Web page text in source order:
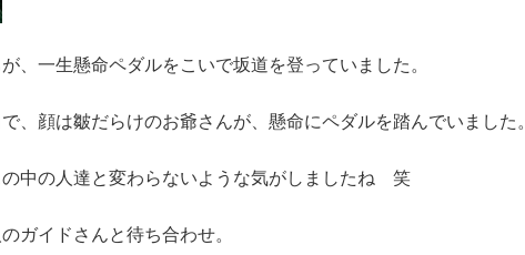
、一生懸命ペダルをこいで坂道を登っていました。
、顔は皺だらけのお爺さんが、懸命にペダルを踏んでいました。
中の人達と変わらないような気がしましたね 笑
ガイドさんと待ち合わせ。